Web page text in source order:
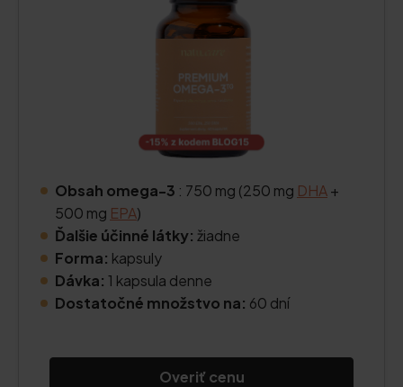
Obsah omega-3 : 750 mg (250 mg DHA+
500 mg EPA)
Ďalšie účinné látky: žiadne
Forma: kapsuly
Dávka: 1 kapsula denne
Dostatočné množstvo na: 60 dní
Overiť cenu